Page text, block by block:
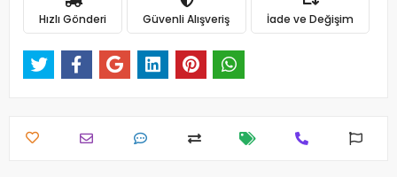
Hızlı Gönderi Güvenli Alışveriş İade ve Değişim